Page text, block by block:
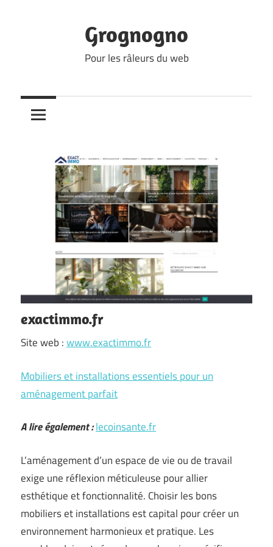
Grognogno
Pour les râleurs du web
exactimmo.fr
Site web :www.exactimmo.fr
Mobiliers et installations essentiels pour un
aménagement parfait
A lire également :lecoinsante.fr
L’aménagement d’un espace de vie ou de travail
exige une réflexion méticuleuse pour allier
esthétique et fonctionnalité. Choisir les bons
mobiliers et installations est capital pour créer un
environnement harmonieux et pratique. Les